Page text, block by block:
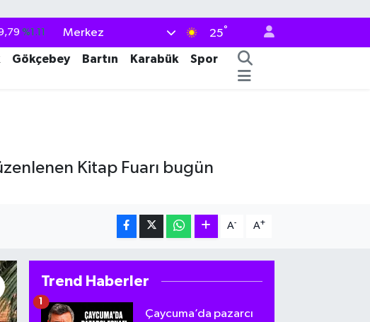
%0.18
%0.32
%1.11
Merkez 25°
Gökçebey Bartın Karabük
Spor
Kitap Fuarı bugün
A- A+
Trend Haberler
Çaycuma’da pazarcı
1